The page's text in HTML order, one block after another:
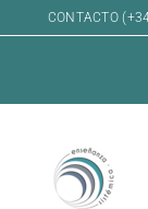
CONTACTO